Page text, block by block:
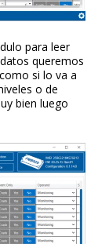
para leer
queremos
si lo va a
o de
bien luego